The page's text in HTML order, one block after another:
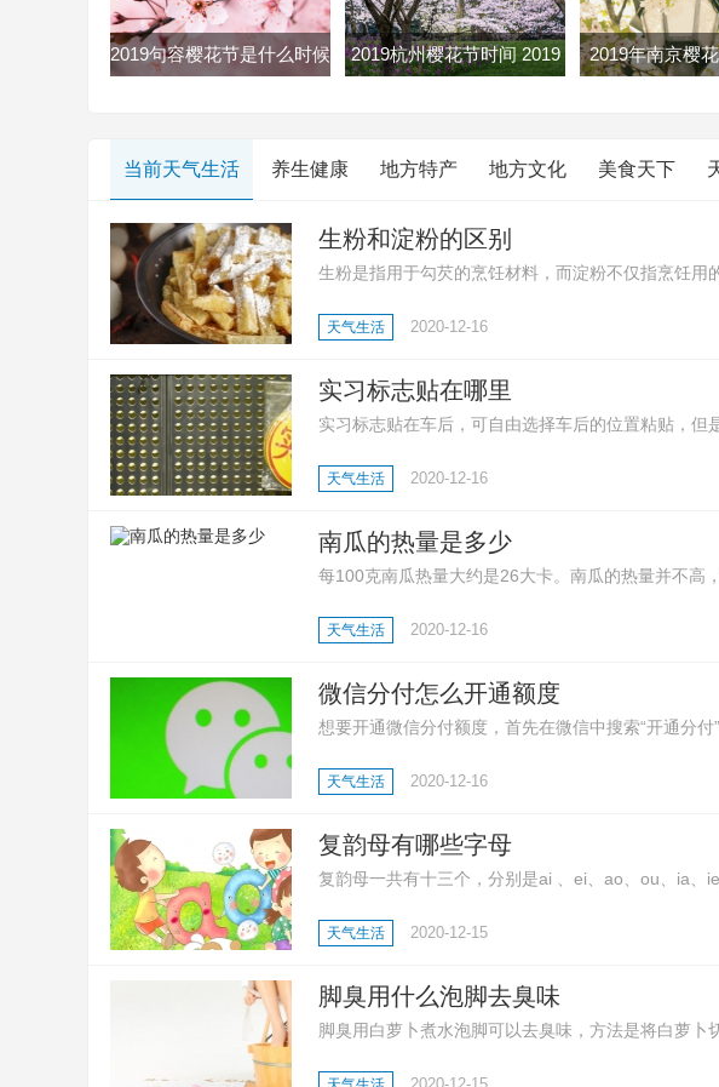
2019句容樱花节是什么时候 2019杭州樱花节时间 2019 2019年南京樱
当前天气生活 养生健康 地方特产 地方文化 美食天下
生粉和淀粉的区别
生粉是指用于勾芡的烹饪材料，而淀粉不仅指烹饪用
等多种淀粉;然后就是淀粉用途比生粉用途广，生粉适
天气生活 2020-12-16
实习标志贴在哪里
实习标志贴在车后，可自由选择车后的位置粘贴，但
天气生活 2020-12-16
南瓜的热量是多少
每100克南瓜热量大约是26大卡。南瓜的热量并不高
天气生活 2020-12-16
微信分付怎么开通额度
想要开通微信分付额度，首先在微信中搜索“开通分
天气生活 2020-12-16
复韵母有哪些字母
复韵母一共有十三个，分别是ai 、ei、ao、ou、ia、
相加，而是一种新的固定的音组，在口、耳里与单元
天气生活 2020-12-15
脚臭用什么泡脚去臭味
脚臭用白萝卜煮水泡脚可以去臭味，方法是将白萝卜